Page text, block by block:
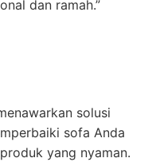
dan ramah.”
solusi
sofa Anda
yang nyaman.